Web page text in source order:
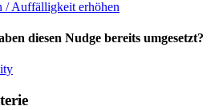
/ Auffälligkeit erhöhen
diesen Nudge bereits umgesetzt?